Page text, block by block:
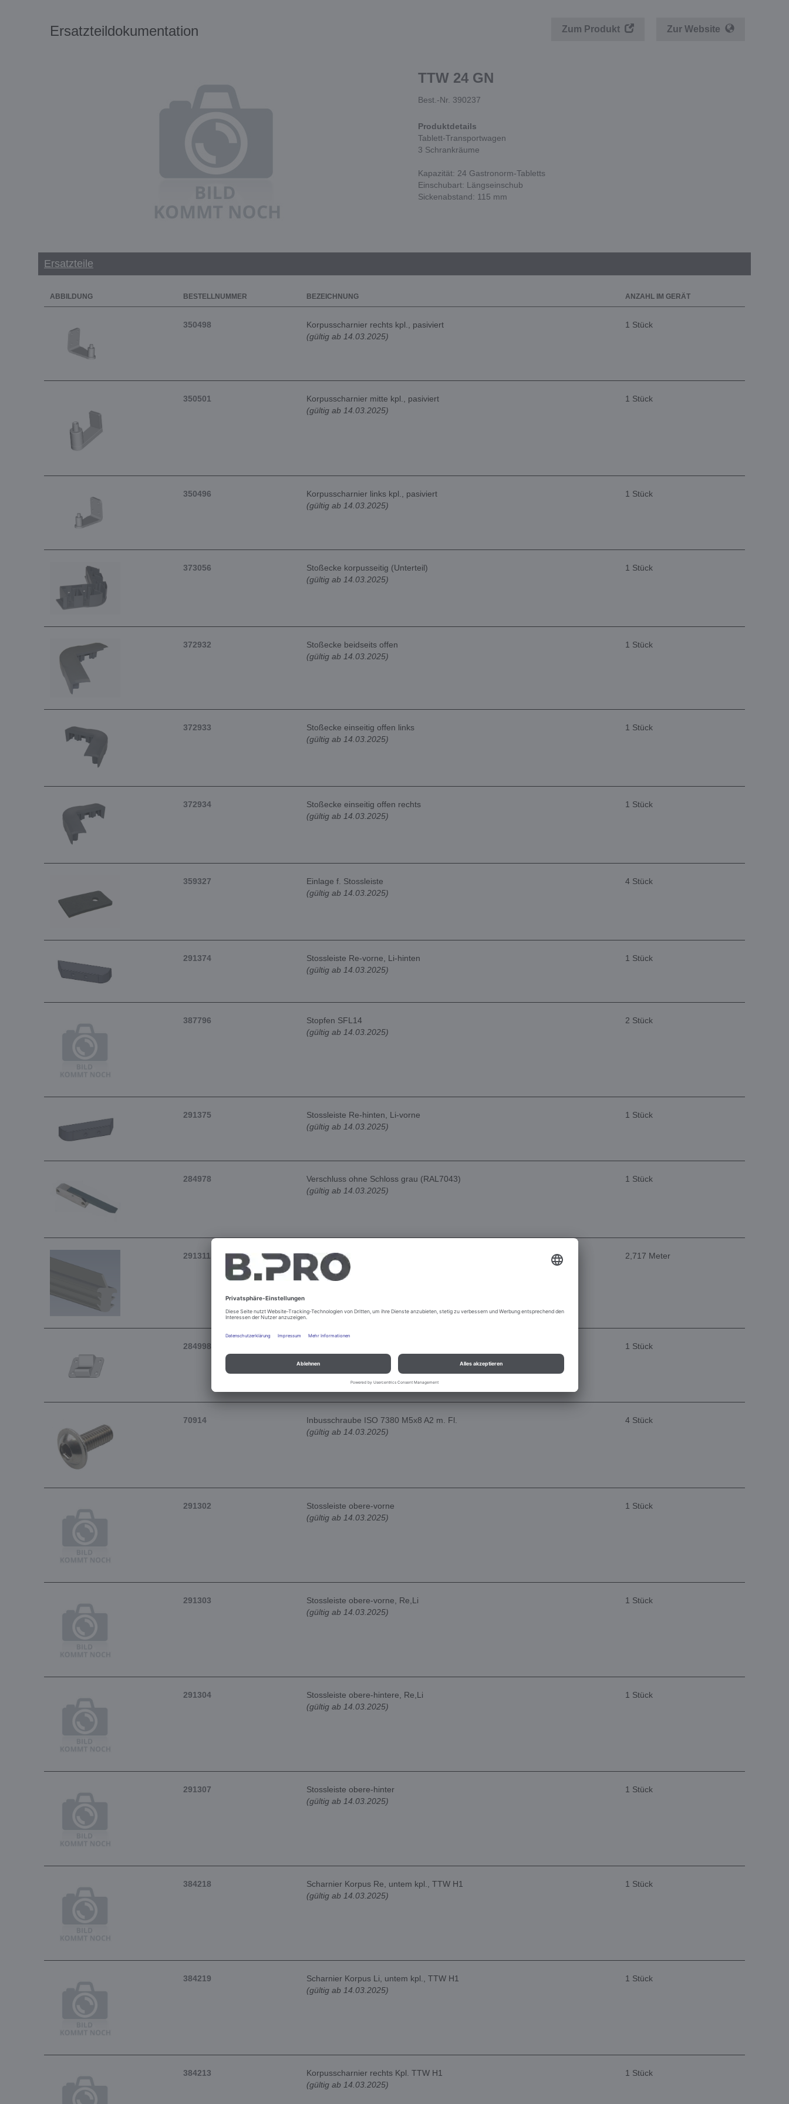
Ersatzteildokumentation Zur Website
Zum Produkt
TTW 24 GN
Best.-Nr. 390237
Produktdetails
Tablett-Transportwagen
3 Schrankräume
Kapazität: 24 Gastronorm-Tabletts
Einschubart: Längseinschub
Sickenabstand: 115 mm
Ersatzteile
ABBILDUNG BESTELLNUMMER BEZEICHNUNG ANZAHL IM GERÄT
350498
Korpusscharnier rechts kpl., pasiviert
(gültig ab 14.03.2025)
1 Stück
350501
Korpusscharnier mitte kpl., pasiviert
(gültig ab 14.03.2025)
1 Stück
350496
Korpusscharnier links kpl., pasiviert
(gültig ab 14.03.2025)
1 Stück
373056
Stoßecke korpusseitig (Unterteil)
(gültig ab 14.03.2025)
1 Stück
372932
Stoßecke beidseits offen
(gültig ab 14.03.2025)
1 Stück
372933
Stoßecke einseitig offen links
(gültig ab 14.03.2025)
1 Stück
372934
Stoßecke einseitig offen rechts
(gültig ab 14.03.2025)
1 Stück
359327
Einlage f. Stossleiste
(gültig ab 14.03.2025)
4 Stück
291374
Stossleiste Re-vorne, Li-hinten
(gültig ab 14.03.2025)
1 Stück
387796
Stopfen SFL14
(gültig ab 14.03.2025)
2 Stück
291375
Stossleiste Re-hinten, Li-vorne
(gültig ab 14.03.2025)
1 Stück
284978
Verschluss ohne Schloss grau (RAL7043)
(gültig ab 14.03.2025)
1 Stück
291311
Türdichtung TTW-Relaunch
(gültig ab 14.03.2025)
2,717 Meter
284998 1 Stück
70914
Inbusschraube ISO 7380 M5x8 A2 m. Fl.
(gültig ab 14.03.2025)
4 Stück
291302
Stossleiste obere-vorne
(gültig ab 14.03.2025)
1 Stück
291303
Stossleiste obere-vorne, Re,Li
(gültig ab 14.03.2025)
1 Stück
291304
Stossleiste obere-hintere, Re,Li
(gültig ab 14.03.2025)
1 Stück
291307
Stossleiste obere-hinter
(gültig ab 14.03.2025)
1 Stück
384218
Scharnier Korpus Re, untem kpl., TTW H1
(gültig ab 14.03.2025)
1 Stück
384219
Scharnier Korpus Li, untem kpl., TTW H1
(gültig ab 14.03.2025)
1 Stück
384213
Korpusscharnier rechts Kpl. TTW H1
(gültig ab 14.03.2025)
1 Stück